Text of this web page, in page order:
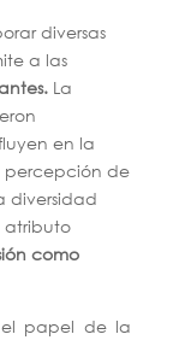
diversas
a las
La
en la
percepción de
diversidad
atributo
como
el papel de la